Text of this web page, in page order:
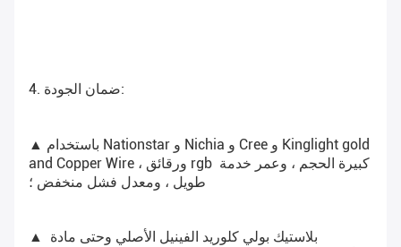
4. ضمان الجودة:
▲ باستخدام Nationstar و Nichia و Cree و Kinglight gold
and Copper Wire ، ورقائق rgb كبيرة الحجم ، وعمر خدمة
طويل ، ومعدل فشل منخفض ؛
▲ بلاستيك بولي كلوريد الفينيل الأصلي وحتى مادة